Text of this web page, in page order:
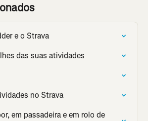
e o Strava
das suas atividades
no Strava
em passadeira e em rolo de